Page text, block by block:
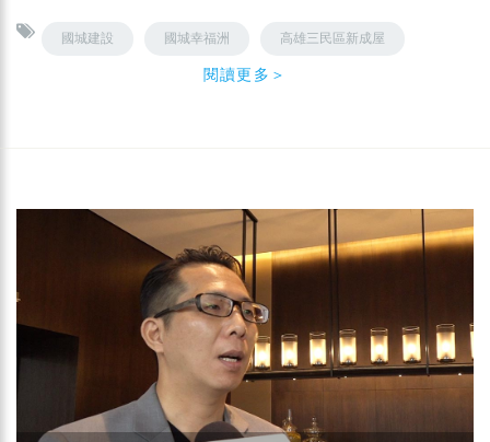
國城建設 國城幸福洲 高雄三民區新成屋
閱讀更多＞